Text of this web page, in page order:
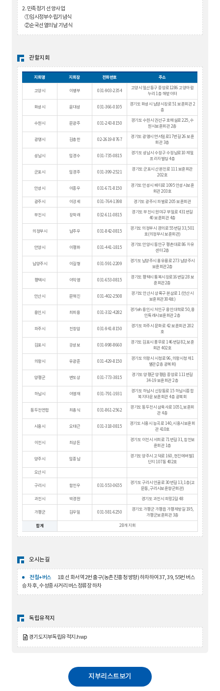
2. 민족정기 선양사업
①임시정부수립기념식
②순국선열의날 기념식
관할지회
지회명 지회장 전화번호 주소
고양시 이병부 031-903-2354
고양시 일산동구 중앙로1286 고양아람
누리 1층 해받이터
화성시 윤대성 031-366-0105
경기도 화성시 남양시장로 51 보훈회관 2
층
수원시 문광주 031-243-8150
경기도 수원시 권선구 호매실로 225, 수
원시보훈회관 2층
광명시 김충한 02-2619-8767
경기도 광명시 연서일로17번길 26 보훈
회관 3층
성남시 임경수 031-735-0815
경기도 성남시 수정구 수정남로10 제일
프라자빌딩 4층
군포시 임경주 031-399-2521
경기도 군포시 산본천로 111 보훈회관
202호
안성시 이종우 031-671-8150
경기도 안성시 배티로 1095 안성시보훈
회관 203호
광주시 이강세 031-764-1398 경기도 광주시 파발로 205 보훈회관
부천시 장학래 032-611-0815
경기도 부천시 원미구 부일로 431번길
40 보훈회관 4층
의정부시 남주우 031-842-0815
경기도 의정부시 경의로 55번길 33, 501
호(의정부시 보훈회관)
안양시 이평화 031-441-1815
경기도 안양시 동안구 평촌대로 86 자유
센터 2층
남양주시 이길형 031-591-2209
경기도 남양주시 홍유릉로 273 남양주시
보훈회관2층
평택시 이익영 031-653-0815
경기도 평택시 통복시장로16번길 28 보
훈회관2층
안산시 문해진 031-402-2508
경기도 안산시 상록구 본삼로 1 (안산시
보훈회관304호)
용인시 최희용 031-332-4282
경기eh 용인시 처인구 용인대학로 50, 용
인특례시보훈회관 2층
파주시 천창암 031-941-8150
경기도 파주시 문화로 42 보훈회관 202
호
김포시 강성보 031-998-8660
경기도 김포시 풍무로 146번길 82, 보훈
회관 402호
의왕시 유광준 031-429-8150
경기도 의왕시 시청로 96, 의왕시청 제1
별관(2층 광복회)
양평군 변도상 031-773-3815
경기도 양평군 양평읍 중앙로 111번길
34-19 보훈회관 2층
하남시 이영재 031-791-1931
경기도 하남시 신장동로 15 하남시종합
복지타운 보훈회관 4층 광복회
동두천연합 최총식 031-861-2562
경기도 동두천시 삼육사로 1051, 보훈회
관 4층
시흥시 오태근 031-318-0815
경기도 시흥시 능곡로 140, 시흥시보훈회
관 410호
이천시 최상돈
경기도 이천시 서희로 71번길 31, 참천보
훈회관 1층
양주시 임종남
경기도 양주시 고덕로 160, 현진에버빌1
단지 107동 402호
오산시
구리시 함천우 031-553-0655
경기도 구리시 안골로 30번길 13, 1층(교
문동, 구리시보훈향군회관)
과천시 박경원 경기도 과천시 희망2길 48
가평군 김우일 031-581-6250
경기도 가평군 가평읍 가평제방길 195,
가평군보훈회관 3층
합계 28개 지회
오시는길
전철+버스
1호선 화서역 2번 출구(농촌진흥청 방향) 하차하여 37, 39, 55번 버스
승차 후, 수성중사거리 버스정류장 하차
독립유적지
경기도지부독립유적지.hwp
지부리스트보기